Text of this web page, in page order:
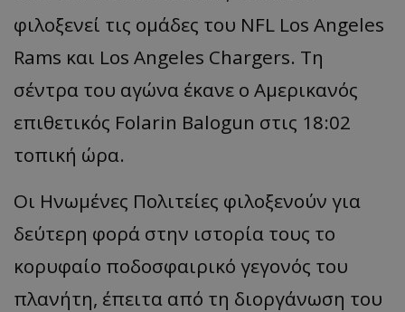
φιλοξενεί τις ομάδες του NFL Los Angeles
Rams και Los Angeles Chargers. Τη
σέντρα του αγώνα έκανε ο Αμερικανός
επιθετικός Folarin Balogun στις 18:02
τοπική ώρα.
Οι Ηνωμένες Πολιτείες φιλοξενούν για
δεύτερη φορά στην ιστορία τους το
κορυφαίο ποδοσφαιρικό γεγονός του
πλανήτη, έπειτα από τη διοργάνωση του